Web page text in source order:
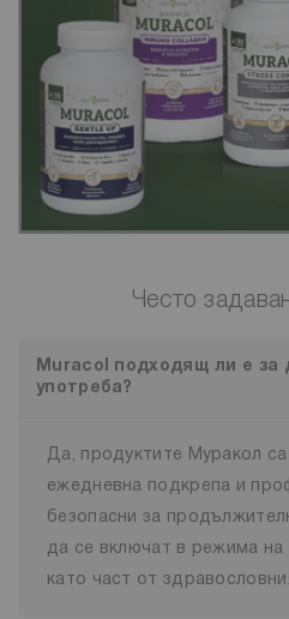
Често
Muracol подходящ ли е за
употреба?
Да, продуктите Муракол
ежедневна подкрепа и
безопасни за
да се включат в режима на
като част от